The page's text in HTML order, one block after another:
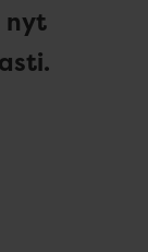
nyt